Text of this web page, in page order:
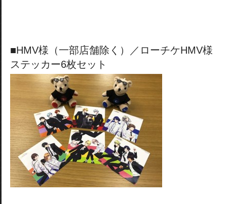
■HMV様（一部店舗除く）／ローチケHMV様
ステッカー6枚セット